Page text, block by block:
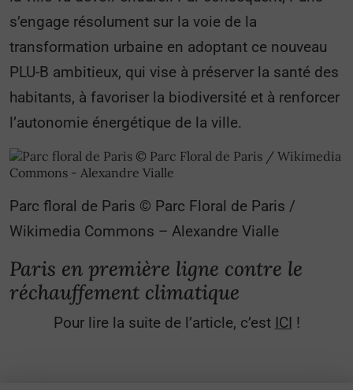
s’engage résolument sur la voie de la
transformation urbaine en adoptant ce nouveau
PLU-B ambitieux, qui vise à préserver la santé des
habitants, à favoriser la biodiversité et à renforcer
l’autonomie énergétique de la ville.
Parc floral de Paris © Parc Floral de Paris /
Wikimedia Commons – Alexandre Vialle
Paris en première ligne contre le
réchauffement climatique
Pour lire la suite de l’article, c’est ICI !